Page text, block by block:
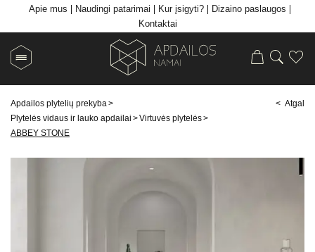
Apie mus Naudingi patarimai Kur įsigyti?
Dizaino paslaugos
Kontaktai
Apdailos plytelių prekyba >
Plytelės vidaus ir lauko apdailai >Virtuvės plytelės>
ABBEY STONE
< Atgal